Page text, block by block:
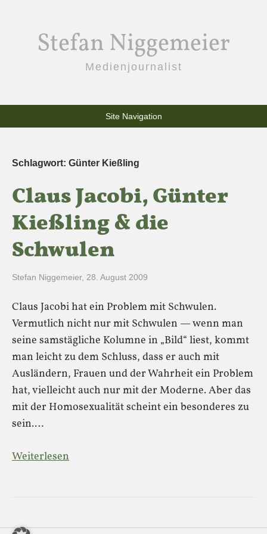
Stefan Niggemeier
Medienjournalist
Site Navigation
Schlagwort: Günter Kießling
Claus Jacobi, Günter
Kießling & die
Schwulen
Stefan Niggemeier, 28. August 2009
Claus Jacobi hat ein Problem mit Schwulen.
Vermutlich nicht nur mit Schwulen — wenn man
seine samstägliche Kolumne in „Bild“ liest, kommt
man leicht zu dem Schluss, dass er auch mit
Ausländern, Frauen und der Wahrheit ein Problem
hat, vielleicht auch nur mit der Moderne. Aber das
mit der Homosexualität scheint ein besonderes zu
sein.…
Weiterlesen